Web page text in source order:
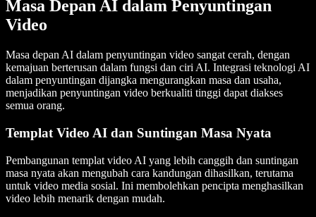
Masa Depan AI dalam Penyuntingan
Video
Masa depan AI dalam penyuntingan video sangat cerah, dengan
kemajuan berterusan dalam fungsi dan ciri AI. Integrasi teknologi AI
dalam penyuntingan dijangka mengurangkan masa dan usaha,
menjadikan penyuntingan video berkualiti tinggi dapat diakses
semua orang.
Templat Video AI dan Suntingan Masa Nyata
Pembangunan templat video AI yang lebih canggih dan suntingan
masa nyata akan mengubah cara kandungan dihasilkan, terutama
untuk video media sosial. Ini membolehkan pencipta menghasilkan
video lebih menarik dengan mudah.